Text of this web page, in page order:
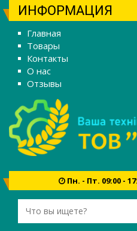
ИНФОРМАЦИЯ
Главная
Товары
Контакты
О нас
Отзывы
Пн. - Пт. 09:00 -